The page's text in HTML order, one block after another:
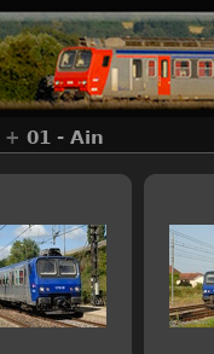
+ 01 - Ain